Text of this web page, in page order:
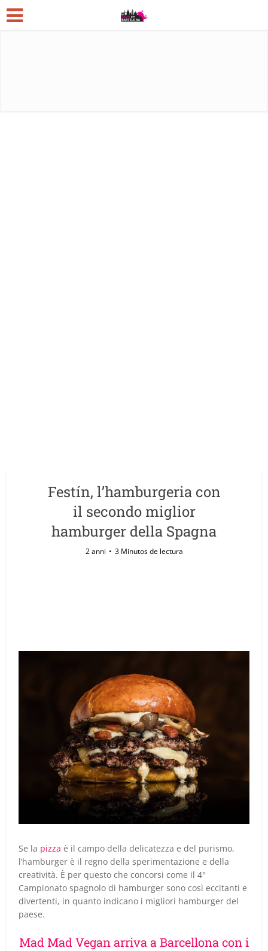
Festín, l’hamburgeria con
il secondo miglior
hamburger della Spagna
2 anni 3 Minutos de lectura
Se la pizza è il campo della delicatezza e del purismo,
l’hamburger è il regno della sperimentazione e della
creatività. È per questo che concorsi come il 4°
Campionato spagnolo di hamburger sono così eccitanti e
divertenti, in quanto indicano i migliori hamburger del
paese.
Mad Mad Vegan arriva a Barcellona con i